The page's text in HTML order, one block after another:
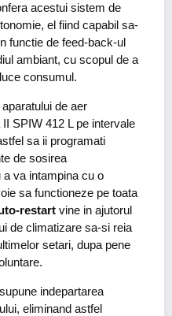
acestui sistem de
el fiind capabil sa-
functie de feed-back-ul
ambiant, cu scopul de a
consumul.
de aer
SPIW 412 L pe intervale
sa ii programati
de sosirea
va intampina cu o
sa functioneze pe toata
restart vine in ajutorul
de climatizare sa-si reia
setari, dupa pene
indepartarea
eliminand astfel